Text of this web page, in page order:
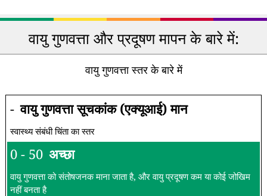
वायु गुणवत्ता और प्रदूषण मापन के बारे में:
वायु गुणवत्ता स्तर के बारे में
- वायु गुणवत्ता सूचकांक (एक्यूआई) मान
स्वास्थ्य संबंधी चिंता का स्तर
0 - 50 अच्छा
वायु गुणवत्ता को संतोषजनक माना जाता है, और वायु प्रदूषण कम या कोई जोखिम
नहीं बनता है